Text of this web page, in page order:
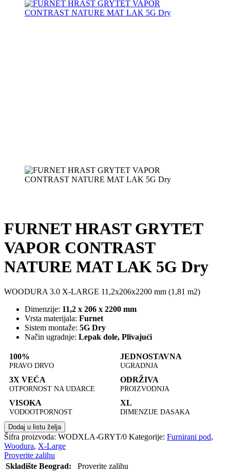
FURNET HRAST GRYTET
VAPOR CONTRAST
NATURE MAT LAK 5G Dry
WOODURA 3.0 X-LARGE 11,2x206x2200 mm (1,81 m2)
Dimenzije: 11,2 x 206 x 2200 mm
Vrsta materijala: Furnet
Sistem montaže: 5G Dry
Način ugradnje: Lepak dole, Plivajući
100%
PRAVO DRVO
JEDNOSTAVNA
UGRADNJA
3X VEĆA
OTPORNOST NA UDARCE
ODRŽIVA
PROIZVODNJA
VISOKA
VODOOTPORNOST
XL
DIMENZIJE DASAKA
Dodaj u listu želja
Šifra proizvoda: WODXLA-GRYT/0 Kategorije: Furnirani pod,
Woodura, X-Large
Proverite zalihu
Skladište Beograd:
Proverite zalihu